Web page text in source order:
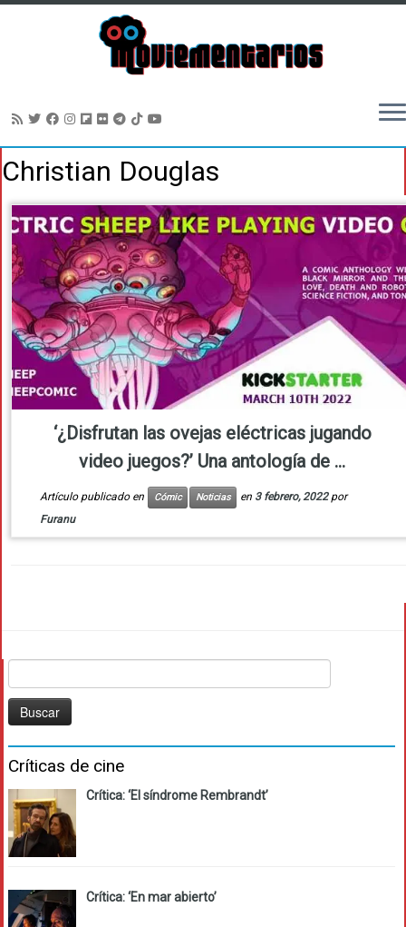
Saltar
alChristian Douglas
‘¿Disfrutan las ovejas eléctricas jugando
video juegos?’ Una antología de ...
Artículo publicado en Cómic Noticias en 3 febrero, 2022 por
Furanu
Críticas de cine
Crítica: ‘El síndrome Rembrandt’
Crítica: ‘En mar abierto’